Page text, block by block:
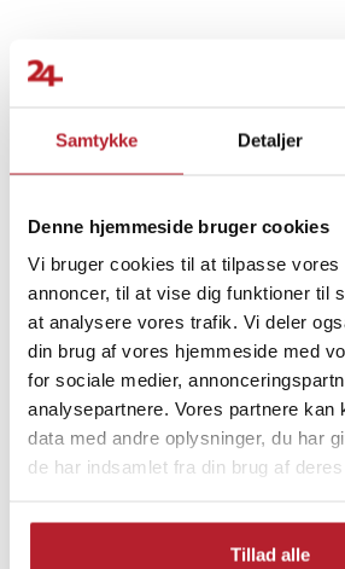
Samtykke Detaljer
Denne hjemmeside bruger cookies
Vi bruger cookies til at tilpasse vores
annoncer, til at vise dig funktioner til
at analysere vores trafik. Vi deler
din brug af vores hjemmeside med
for sociale medier,
analysepartnere. Vores partnere kan
data med andre oplysninger, du har
de har indsamlet fra din brug af
Tillad alle
til læsning og studier. En medfølgende
positioner til forskellige formål.
Specifikationer
- Materiale: Aluminium
- Mål: ca. 49 × 53 × 26 cm
- Maks. belastning: 15 kg
- Funktioner: Justerbar højde, justerbar
ventileret overflade
- Medfølger: Manual på 24 sprog
Article number:122746
Computertilbehør
Laptopkøling/Holder
Skrivebord